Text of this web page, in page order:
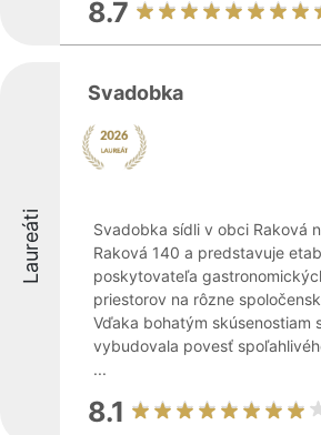
8.7
Laureáti
Svadobka
Svadobka sídli v obci Raková
Raková 140 a predstavuje
poskytovateľa
priestorov na rôzne
Vďaka bohatým skúsenostiam
vybudovala povesť
...
8.1